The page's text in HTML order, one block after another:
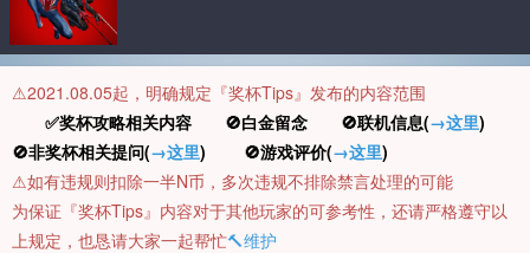
⚠️2021.08.05起，明确规定『奖杯Tips』发布的内容范围
✅奖杯攻略相关内容 🚫白金留念 🚫联机信息(→这里)
🚫非奖杯相关提问(→这里) 🚫游戏评价(→这里)
⚠️如有违规则扣除一半N币，多次违规不排除禁言处理的可能
为保证『奖杯Tips』内容对于其他玩家的可参考性，还请严格遵守以
上规定，也恳请大家一起帮忙🔨维护